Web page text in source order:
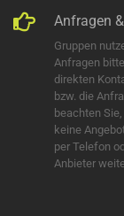
Anfragen
Gruppen
Anfragen
direkten
bzw. die
beachten
keine
per Telefon
Anbieter